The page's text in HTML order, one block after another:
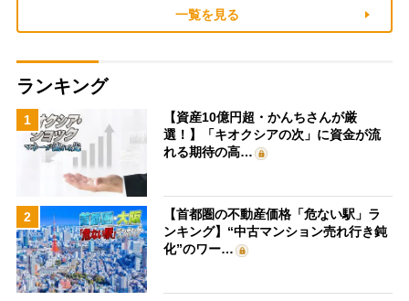
一覧を見る
ランキング
1
【資産10億円超・かんちさんが厳
選！】「キオクシアの次」に資金が流
れる期待の高…
2
【首都圏の不動産価格「危ない駅」ラ
ンキング】“中古マンション売れ行き鈍
化”のワー…